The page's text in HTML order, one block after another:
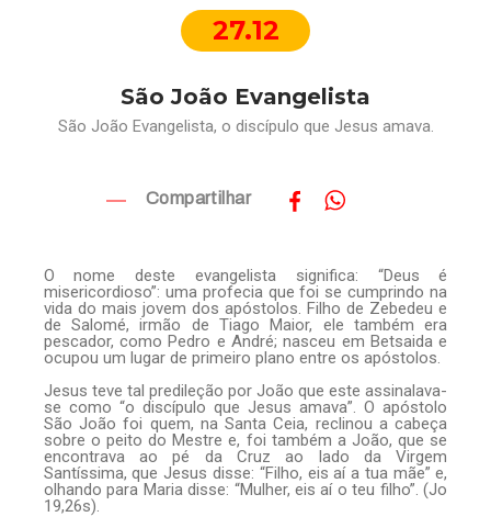
27.12
São João Evangelista
São João Evangelista, o discípulo que Jesus amava.
Compartilhar
O nome deste evangelista significa: “Deus é
misericordioso”: uma profecia que foi se cumprindo na
vida do mais jovem dos apóstolos. Filho de Zebedeu e
de Salomé, irmão de Tiago Maior, ele também era
pescador, como Pedro e André; nasceu em Betsaida e
ocupou um lugar de primeiro plano entre os apóstolos.
Jesus teve tal predileção por João que este assinalava-
se como “o discípulo que Jesus amava”. O apóstolo
São João foi quem, na Santa Ceia, reclinou a cabeça
sobre o peito do Mestre e, foi também a João, que se
encontrava ao pé da Cruz ao lado da Virgem
Santíssima, que Jesus disse: “Filho, eis aí a tua mãe” e,
olhando para Maria disse: “Mulher, eis aí o teu filho”. (Jo
19,26s).